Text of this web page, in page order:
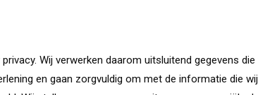
Wij verwerken daarom uitsluitend gegevens
en gaan zorgvuldig om met de informatie die